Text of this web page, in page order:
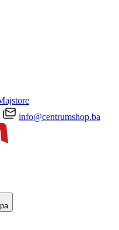
info@centrumshop.ba